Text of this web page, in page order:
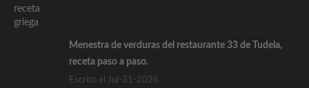
Menestra de verduras del restaurante 33 de Tudela,
receta paso a paso.
Escrito el Jul-31-2026